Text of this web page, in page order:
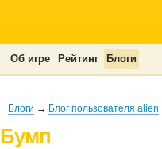
Об игре Рейтинг Блоги
Блоги → Блог пользователя alien
Бумп